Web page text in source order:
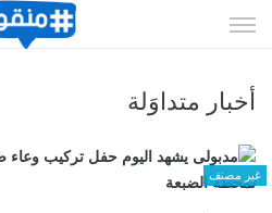
الى
أخبار متداوَلة
غير مصنف